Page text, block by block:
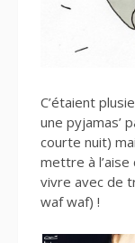
C’étaient
une pyjamas’
courte nuit)
mettre à
vivre avec de
waf waf) !